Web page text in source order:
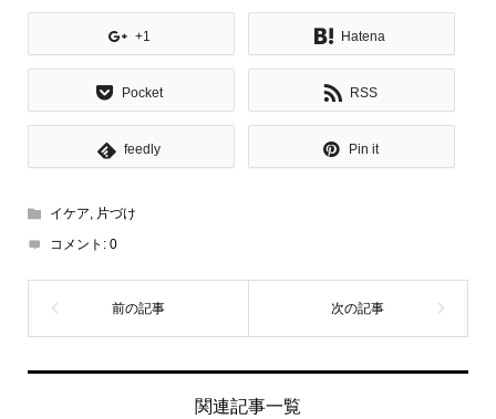
+1 Hatena
Pocket RSS
feedly Pin it
イケア
片づけ
コメント: 0
関連記事一覧